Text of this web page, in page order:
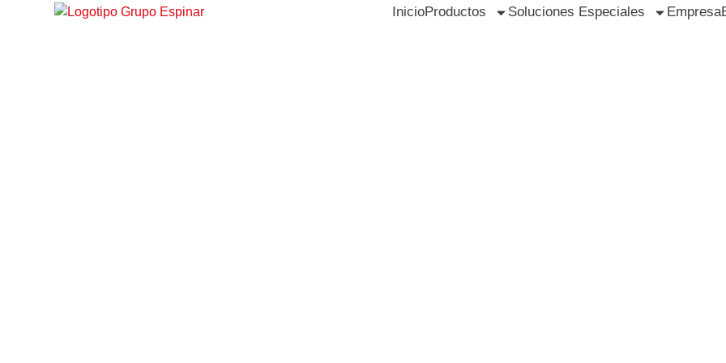
InicioProductos Soluciones Especiales Empresa